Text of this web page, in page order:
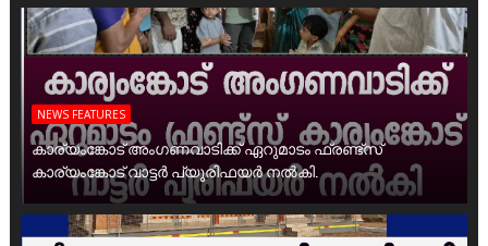
NEWS FEATURES
കാര്യംങ്കോട് അംഗണവാടിക്ക് ഏറുമാടം ഫ്രണ്ട്സ്
കാര്യംങ്കോട് വാട്ടർ പ്യൂരിഫയർ നൽകി.